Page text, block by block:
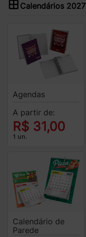
Calendários 2027
Agendas
A partir de:
R$ 31,00
1 un.
Calendário de
Parede